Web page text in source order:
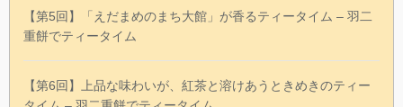
【第5回】「えだまめのまち大館」が香るティータイム – 羽二
重餅でティータイム
【第6回】上品な味わいが、紅茶と溶けあうときめきのティー